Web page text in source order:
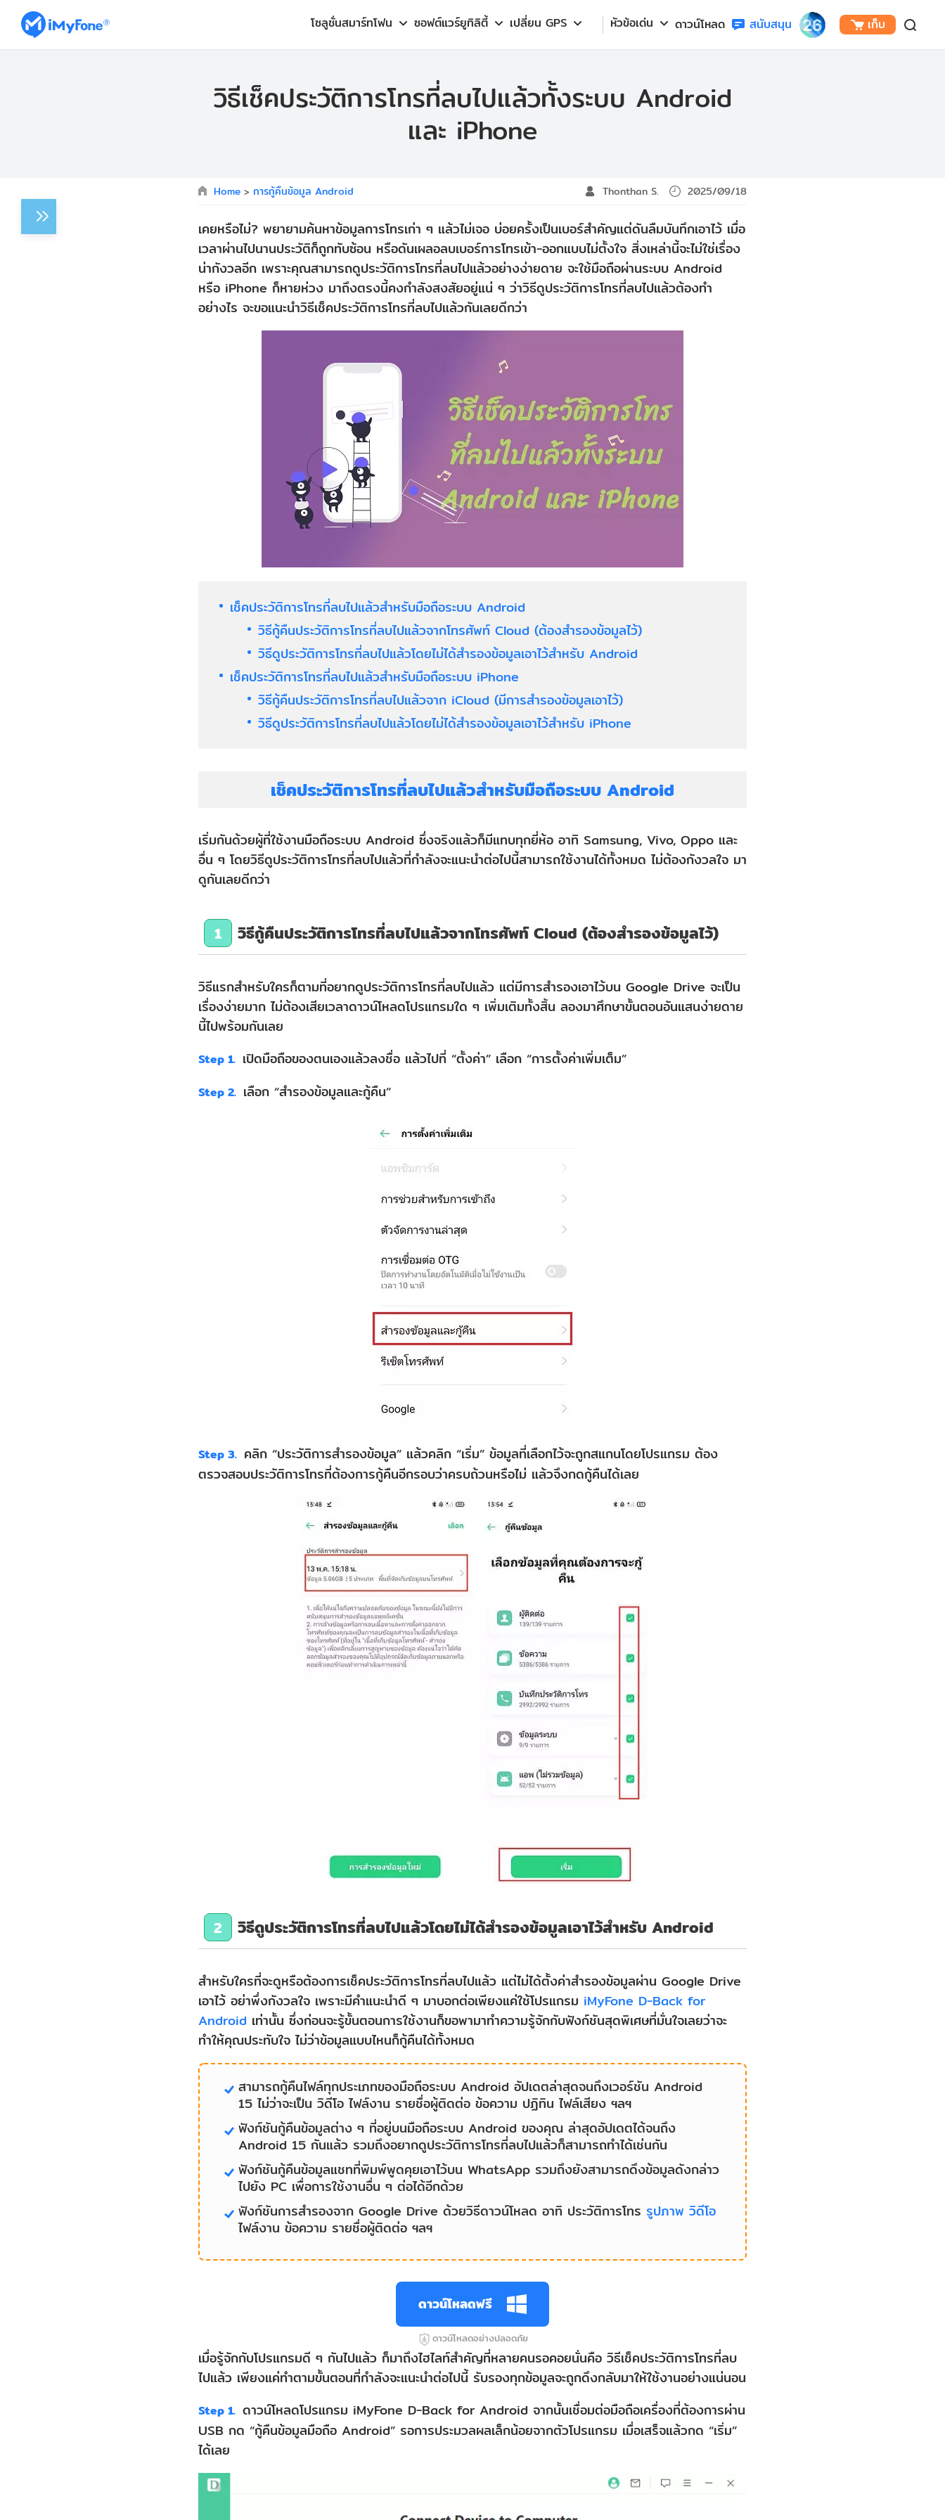
โซลูชั่นสมาร์ทโฟน ซอฟต์แวร์ยูทิลิตี้ เปลี่ยน GPS หัวข้อเด่น ดาวน์โหลด สนับสนุน เก็บ
วิธีเช็คประวัติการโทรที่ลบไปแล้วทั้งระบบ Android
และ iPhone
Home > การกู้คืนข้อมูล Android Thonthan S. 2025/09/18
เคยหรือไม่? พยายามค้นหาข้อมูลการโทรเก่า ๆ แล้วไม่เจอ บ่อยครั้งเป็นเบอร์สำคัญแต่ดันลืมบันทึกเอาไว้ เมื่อ
เวลาผ่านไปนานประวัติก็ถูกทับซ้อน หรือดันเผลอลบเบอร์การโทรเข้า-ออกแบบไม่ตั้งใจ สิ่งเหล่านี้จะไม่ใช่เรื่อง
น่ากังวลอีก เพราะคุณสามารถดูประวัติการโทรที่ลบไปแล้วอย่างง่ายดาย จะใช้มือถือผ่านระบบ Android
หรือ iPhone ก็หายห่วง มาถึงตรงนี้คงกำลังสงสัยอยู่แน่ ๆ ว่าวิธีดูประวัติการโทรที่ลบไปแล้วต้องทำ
อย่างไร จะขอแนะนำวิธีเช็คประวัติการโทรที่ลบไปแล้วกันเลยดีกว่า
เช็คประวัติการโทรที่ลบไปแล้วสำหรับมือถือระบบ Android
วิธีกู้คืนประวัติการโทรที่ลบไปแล้วจากโทรศัพท์ Cloud (ต้องสำรองข้อมูลไว้)
วิธีดูประวัติการโทรที่ลบไปแล้วโดยไม่ได้สำรองข้อมูลเอาไว้สำหรับ Android
เช็คประวัติการโทรที่ลบไปแล้วสำหรับมือถือระบบ iPhone
วิธีกู้คืนประวัติการโทรที่ลบไปแล้วจาก iCloud (มีการสำรองข้อมูลเอาไว้)
วิธีดูประวัติการโทรที่ลบไปแล้วโดยไม่ได้สำรองข้อมูลเอาไว้สำหรับ iPhone
เช็คประวัติการโทรที่ลบไปแล้วสำหรับมือถือระบบ Android
เริ่มกันด้วยผู้ที่ใช้งานมือถือระบบ Android ซึ่งจริงแล้วก็มีแทบทุกยี่ห้อ อาทิ Samsung, Vivo, Oppo และ
อื่น ๆ โดยวิธีดูประวัติการโทรที่ลบไปแล้วที่กำลังจะแนะนำต่อไปนี้สามารถใช้งานได้ทั้งหมด ไม่ต้องกังวลใจ มา
ดูกันเลยดีกว่า
1 วิธีกู้คืนประวัติการโทรที่ลบไปแล้วจากโทรศัพท์ Cloud (ต้องสำรองข้อมูลไว้)
วิธีแรกสำหรับใครก็ตามที่อยากดูประวัติการโทรที่ลบไปแล้ว แต่มีการสำรองเอาไว้บน Google Drive จะเป็น
เรื่องง่ายมาก ไม่ต้องเสียเวลาดาวน์โหลดโปรแกรมใด ๆ เพิ่มเติมทั้งสิ้น ลองมาศึกษาขั้นตอนอันแสนง่ายดาย
นี้ไปพร้อมกันเลย
Step 1. เปิดมือถือของตนเองแล้วลงชื่อ แล้วไปที่ “ตั้งค่า” เลือก “การตั้งค่าเพิ่มเต็ม”
Step 2. เลือก “สำรองข้อมูลและกู้คืน”
Step 3. คลิก “ประวัติการสำรองข้อมูล” แล้วคลิก “เริ่ม” ข้อมูลที่เลือกไว้จะถูกสแกนโดยโปรแกรม ต้อง
ตรวจสอบประวัติการโทรที่ต้องการกู้คืนอีกรอบว่าครบถ้วนหรือไม่ แล้วจึงกดกู้คืนได้เลย
2 วิธีดูประวัติการโทรที่ลบไปแล้วโดยไม่ได้สำรองข้อมูลเอาไว้สำหรับ Android
สำหรับใครที่จะดูหรือต้องการเช็คประวัติการโทรที่ลบไปแล้ว แต่ไม่ได้ตั้งค่าสำรองข้อมูลผ่าน Google Drive
เอาไว้ อย่าพึ่งกังวลใจ เพราะมีคำแนะนำดี ๆ มาบอกต่อเพียงแค่ใช้โปรแกรม iMyFone D-Back for
Android เท่านั้น ซึ่งก่อนจะรู้ขั้นตอนการใช้งานก็ขอพามาทำความรู้จักกับฟังก์ชันสุดพิเศษที่มั่นใจเลยว่าจะ
ทำให้คุณประทับใจ ไม่ว่าข้อมูลแบบไหนก็กู้คืนได้ทั้งหมด
สามารถกู้คืนไฟล์ทุกประเภทของมือถือระบบ Android อัปเดตล่าสุดจนถึงเวอร์ชัน Android
15 ไม่ว่าจะเป็น วิดีโอ ไฟล์งาน รายชื่อผู้ติดต่อ ข้อความ ปฏิทิน ไฟล์เสียง ฯลฯ
ฟังก์ชันกู้คืนข้อมูลต่าง ๆ ที่อยู่บนมือถือระบบ Android ของคุณ ล่าสุดอัปเดตได้จนถึง
Android 15 กันแล้ว รวมถึงอยากดูประวัติการโทรที่ลบไปแล้วก็สามารถทำได้เช่นกัน
ฟังก์ชันกู้คืนข้อมูลแชทที่พิมพ์พูดคุยเอาไว้บน WhatsApp รวมถึงยังสามารถดึงข้อมูลดังกล่าว
ไปยัง PC เพื่อการใช้งานอื่น ๆ ต่อได้อีกด้วย
ฟังก์ชันการสำรองจาก Google Drive ด้วยวิธีดาวน์โหลด อาทิ ประวัติการโทร รูปภาพ วิดีโอ
ไฟล์งาน ข้อความ รายชื่อผู้ติดต่อ ฯลฯ
ดาวน์โหลดฟรี
ดาวน์โหลดอย่างปลอดภัย
เมื่อรู้จักกับโปรแกรมดี ๆ กันไปแล้ว ก็มาถึงไฮไลท์สำคัญที่หลายคนรอคอยนั่นคือ วิธีเช็คประวัติการโทรที่ลบ
ไปแล้ว เพียงแค่ทำตามขั้นตอนที่กำลังจะแนะนำต่อไปนี้ รับรองทุกข้อมูลจะถูกดึงกลับมาให้ใช้งานอย่างแน่นอน
Step 1. ดาวน์โหลดโปรแกรม iMyFone D-Back for Android จากนั้นเชื่อมต่อมือถือเครื่องที่ต้องการผ่าน
USB กด “กู้คืนข้อมูลมือถือ Android” รอการประมวลผลเล็กน้อยจากตัวโปรแกรม เมื่อเสร็จแล้วกด “เริ่ม”
ได้เลย